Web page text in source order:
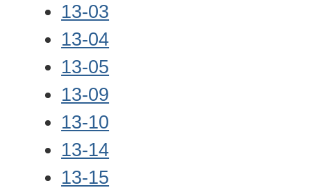
13-03
13-04
13-05
13-09
13-10
13-14
13-15